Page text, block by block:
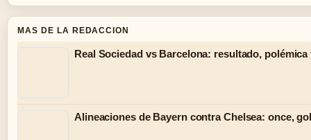
MAS DE LA REDACCION
Real Sociedad vs Barcelona: resultado,
Alineaciones de Bayern contra Chelsea: once,